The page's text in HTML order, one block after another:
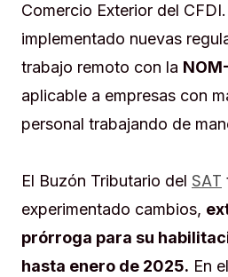
Comercio Exterior del
implementado nuevas
trabajo remoto con la
aplicable a empresas con
personal trabajando de
El Buzón Tributario del SAT
experimentado cambios,
prórroga para su
hasta enero de 2025. En